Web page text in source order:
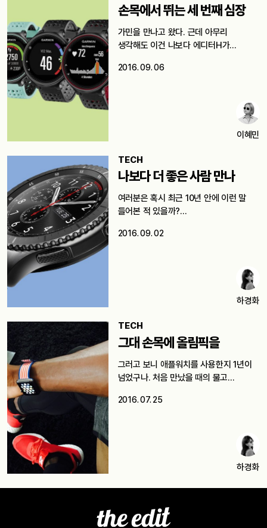
손목에서 뛰는 세 번째 심장
가민을 만나고 왔다. 근데 아무리
생각해도 이건 나보다 에디터H가
2016. 09. 06
이혜민
TECH
나보다 더 좋은 사람 만나
여러분은 혹시 최근 10년 안에 이런 말
들어본 적 있을까?…
2016. 09. 02
하경화
TECH
그대 손목에 올림픽을
그러고 보니 애플워치를 사용한지 1년이
넘었구나. 처음 만났을 때의 물고…
2016. 07. 25
하경화